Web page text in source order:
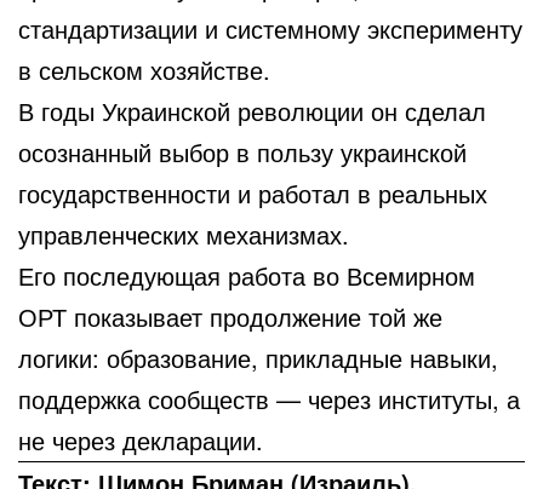
стандартизации и системному эксперименту
в сельском хозяйстве.
В годы Украинской революции он сделал
осознанный выбор в пользу украинской
государственности и работал в реальных
управленческих механизмах.
Его последующая работа во Всемирном
ОРТ показывает продолжение той же
логики: образование, прикладные навыки,
поддержка сообществ — через институты, а
не через декларации.